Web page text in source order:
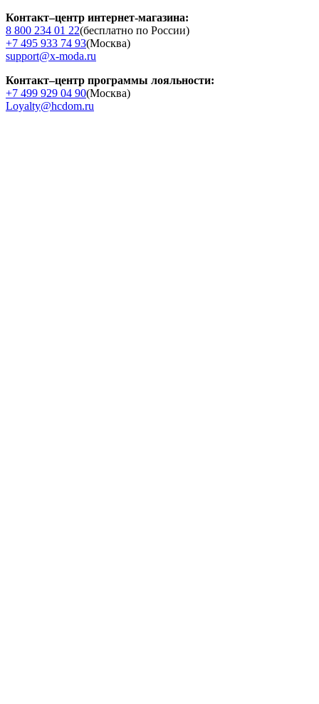
Контакт–центр интернет-магазина:
8 800 234 01 22(бесплатно по России)
+7 495 933 74 93(Москва)
support@x-moda.ru
Контакт–центр программы лояльности:
+7 499 929 04 90(Москва)
Loyalty@hcdom.ru